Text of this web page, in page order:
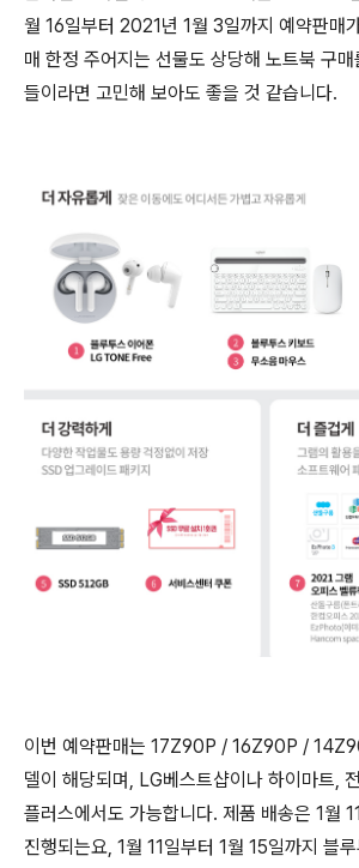
월 16일부터 2021년 1월 3일까지 예약판매
매 한정 주어지는 선물도 상당해 노트북 구
들이라면 고민해 보아도 좋을 것 같습니다.
이번 예약판매는 17Z90P / 16Z90P /
델이 해당되며, LG베스트샵이나 하이마트,
플러스에서도 가능합니다. 제품 배송은 1월
진행되는요, 1월 11일부터 1월 15일까지 블